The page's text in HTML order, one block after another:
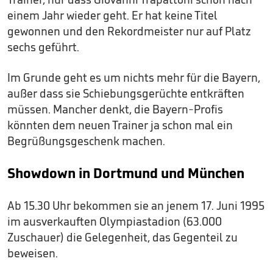
einem Jahr wieder geht. Er hat keine Titel
gewonnen und den Rekordmeister nur auf Platz
sechs geführt.
Im Grunde geht es um nichts mehr für die Bayern,
außer dass sie Schiebungsgerüchte entkräften
müssen. Mancher denkt, die Bayern-Profis
könnten dem neuen Trainer ja schon mal ein
Begrüßungsgeschenk machen.
Showdown in Dortmund und München
Ab 15.30 Uhr bekommen sie an jenem 17. Juni 1995
im ausverkauften Olympiastadion (63.000
Zuschauer) die Gelegenheit, das Gegenteil zu
beweisen.